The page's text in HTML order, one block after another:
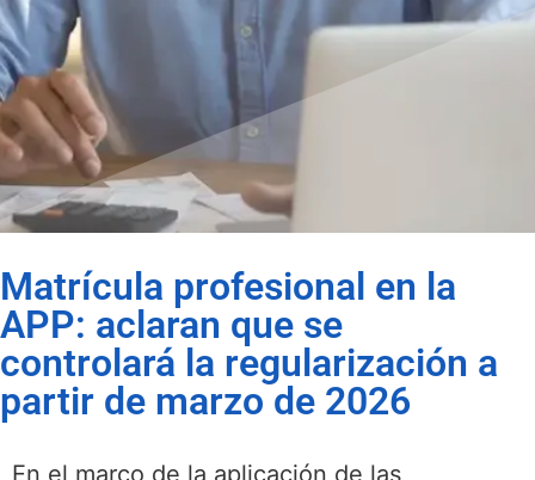
Matrícula profesional en la
APP: aclaran que se
controlará la regularización a
partir de marzo de 2026
En el marco de la aplicación de las